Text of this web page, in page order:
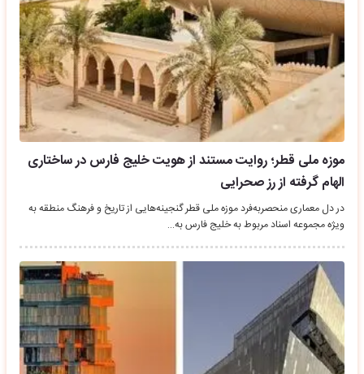
موزه ملی قطر؛ روایت مستند از هویت خلیج فارس در ساختاری
الهام‌ گرفته از رز صحرایی
در دل معماری منحصر‌به‌فرد موزه ملی قطر گنجینه‌هایی از تاریخ و فرهنگ منطقه به
ویژه مجموعه اسناد مربوط به خلیج فارس به…